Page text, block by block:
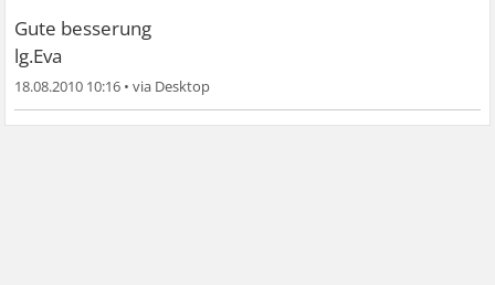
Gute besserung
lg.Eva
18.08.2010 10:16 •